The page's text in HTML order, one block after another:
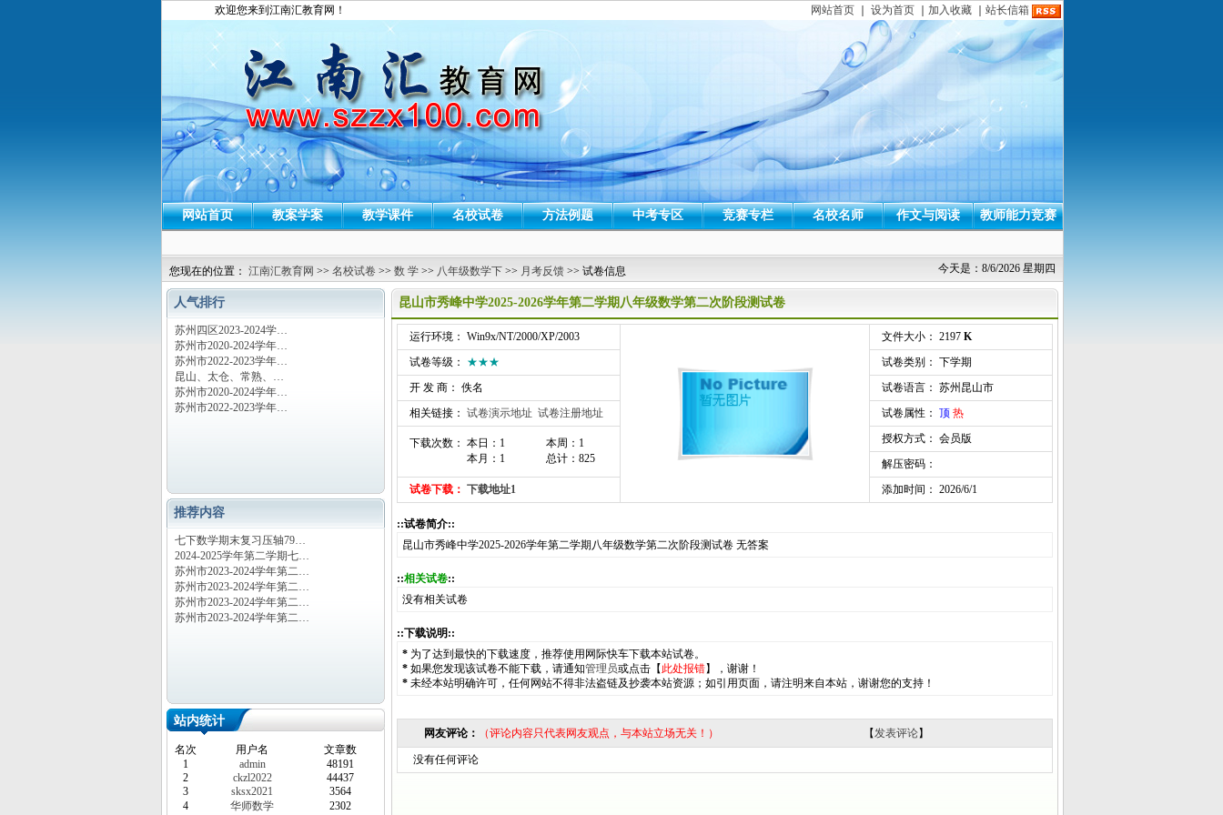
欢迎您来到江南汇教育网！ 网站首页 设为首页 加入收藏 站长信箱
网站首页 教案学案 教学课件 名校试卷 方法例题 中考专区 竞赛专栏 名校名师 作文与阅读 教师能力竞赛
今天是：8/6/2026 星期四
您现在的位置： 江南汇教育网 >> 名校试卷 >> 数 学 >> 八年级数学下 >> 月考反馈 >> 试卷信息
人气排行
苏州四区2023-2024学…
苏州市2020-2024学年…
苏州市2022-2023学年…
昆山、太仓、常熟、…
苏州市2020-2024学年…
苏州市2022-2023学年…
推荐内容
七下数学期末复习压轴79…
2024-2025学年第二学期七…
苏州市2023-2024学年第二…
苏州市2023-2024学年第二…
苏州市2023-2024学年第二…
苏州市2023-2024学年第二…
站内统计
名次 用户名
文章数
1
admin
48191
2
ckzl2022
44437
3
sksx2021
3564
4
华师数学
2302
昆山市秀峰中学2025-2026学年第二学期八年级数学第二次阶段测试卷
运行环境： Win9x/NT/2000/XP/2003 文件大小： 2197 K
试卷等级： ★★★
试卷类别： 下学期
开 发 商： 佚名
试卷语言： 苏州昆山市
相关链接： 试卷演示地址 试卷注册地址 试卷属性： 顶 热
下载次数： 本日：1
本月：1
本周：1
总计：825
授权方式： 会员版
解压密码：
试卷下载： 下载地址1 添加时间： 2026/6/1
::试卷简介::
昆山市秀峰中学2025-2026学年第二学期八年级数学第二次阶段测试卷 无答案
::相关试卷::
没有相关试卷
::下载说明::
* 为了达到最快的下载速度，推荐使用网际快车下载本站试卷。
* 如果您发现该试卷不能下载，请通知管理员或点击【 此处报错】，谢谢！
* 未经本站明确许可，任何网站不得非法盗链及抄袭本站资源；如引用页面，请注明来自本站，谢谢您的支持！
网友评论： （评论内容只代表网友观点，与本站立场无关！） 【发表评论】
没有任何评论